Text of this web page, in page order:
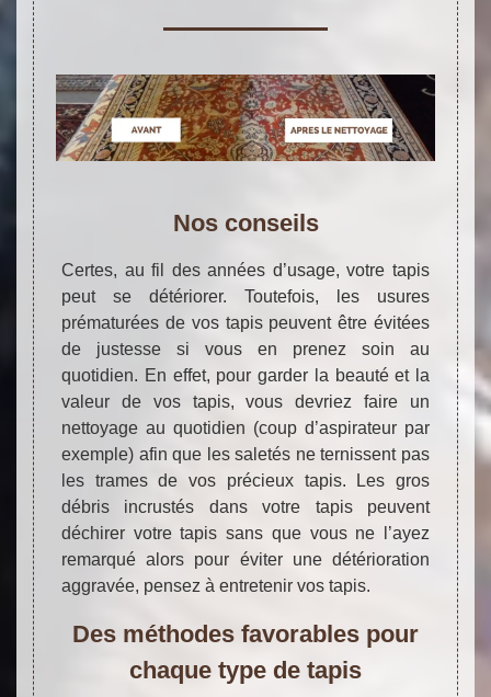
Nos conseils
Certes, au fil des années d’usage, votre tapis
peut se détériorer. Toutefois, les usures
prématurées de vos tapis peuvent être évitées
de justesse si vous en prenez soin au
quotidien. En effet, pour garder la beauté et la
valeur de vos tapis, vous devriez faire un
nettoyage au quotidien (coup d’aspirateur par
exemple) afin que les saletés ne ternissent pas
les trames de vos précieux tapis. Les gros
débris incrustés dans votre tapis peuvent
déchirer votre tapis sans que vous ne l’ayez
remarqué alors pour éviter une détérioration
aggravée, pensez à entretenir vos tapis.
Des méthodes favorables pour
chaque type de tapis